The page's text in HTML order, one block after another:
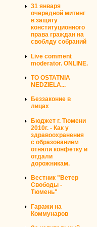
31 января
очередной митинг
в защиту
конституционного
права граждан на
своблду собраний
Live comment
moderator. ONLINE.
TO OSTATNIA
NEDZIELA...
Беззаконие в
лицах
Бюджет г. Тюмени
2010г. - Как у
здравоохранения
с образованием
отняли конфетку и
отдали
дорожникам.
Вестник "Ветер
Свободы -
Тюмень"
Гаражи на
Коммунаров